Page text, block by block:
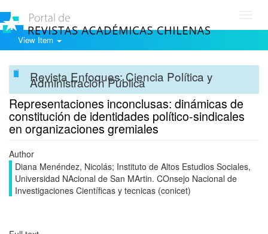
View Item
Revista Enfoques: Ciencia Política y
Administración Pública
Representaciones inconclusas: dinámicas de
constitución de identidades político-sindicales
en organizaciones gremiales
Author
Diana Menéndez, Nicolás; Instituto de Altos Estudios Sociales,
Universidad NAcional de San MArtin. COnsejo Nacional de
Investigaciones Científicas y tecnicas (conicet)